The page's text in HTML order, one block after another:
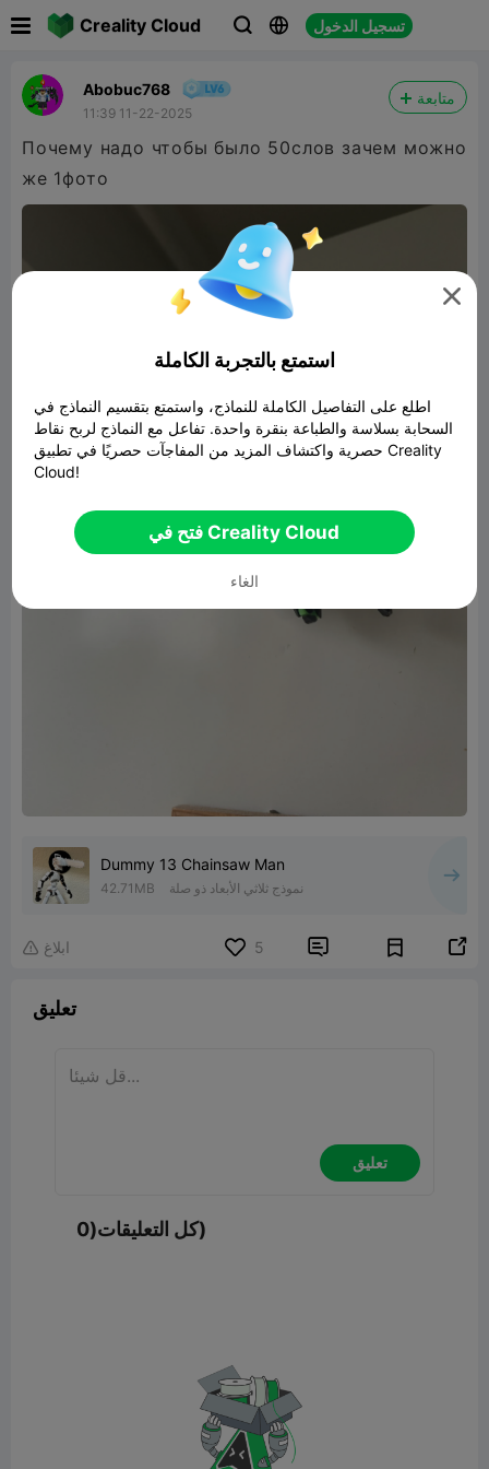
Creality Cloud   تسجيل الدخول
Abobuc768
11:39 11-22-2025
متابعة
Почему надо чтобы было 50слов зачем можно
же 1фото
Dummy 13 Chainsaw Man
42.71MB نموذج ثلاثي الأبعاد ذو صلة
 ابلاغ 5  
تعليق
تعليق
كل التعليقات(0)

استمتع بالتجربة الكاملة
اطلع على التفاصيل الكاملة للنماذج، واستمتع بتقسيم النماذج في
السحابة بسلاسة والطباعة بنقرة واحدة. تفاعل مع النماذج لربح نقاط
حصرية واكتشاف المزيد من المفاجآت حصريًا في تطبيق Creality
Cloud!
فتح في Creality Cloud
الغاء